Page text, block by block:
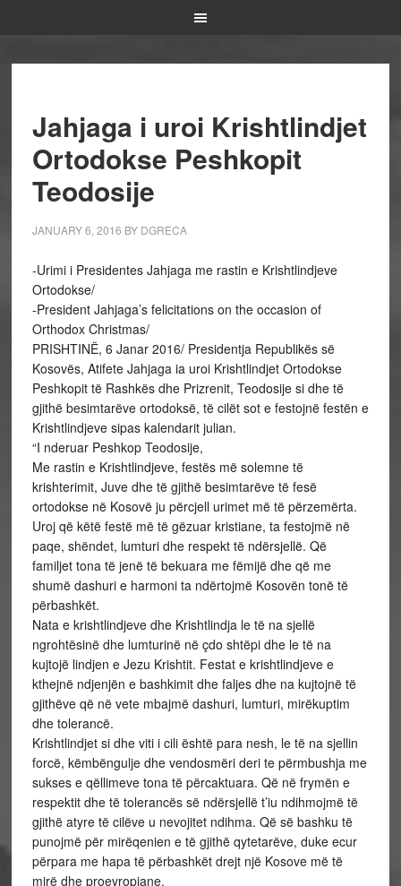
Jahjaga i uroi Krishtlindjet
Ortodokse Peshkopit
Teodosije
JANUARY 6, 2016 BY DGRECA
-Urimi i Presidentes Jahjaga me rastin e Krishtlindjeve
Ortodokse/
-President Jahjaga’s felicitations on the occasion of
Orthodox Christmas/
PRISHTINË, 6 Janar 2016/ Presidentja Republikës së
Kosovës, Atifete Jahjaga ia uroi Krishtlindjet Ortodokse
Peshkopit të Rashkës dhe Prizrenit, Teodosije si dhe të
gjithë besimtarëve ortodoksë, të cilët sot e festojnë festën e
Krishtlindjeve sipas kalendarit julian.
“I nderuar Peshkop Teodosije,
Me rastin e Krishtlindjeve, festës më solemne të
krishterimit, Juve dhe të gjithë besimtarëve të fesë
ortodokse në Kosovë ju përcjell urimet më të përzemërta.
Uroj që këtë festë më të gëzuar kristiane, ta festojmë në
paqe, shëndet, lumturi dhe respekt të ndërsjellë. Që
familjet tona të jenë të bekuara me fëmijë dhe që me
shumë dashuri e harmoni ta ndërtojmë Kosovën tonë të
përbashkët.
Nata e krishtlindjeve dhe Krishtlindja le të na sjellë
ngrohtësinë dhe lumturinë në çdo shtëpi dhe le të na
kujtojë lindjen e Jezu Krishtit. Festat e krishtlindjeve e
kthejnë ndjenjën e bashkimit dhe faljes dhe na kujtojnë të
gjithëve që në vete mbajmë dashuri, lumturi, mirëkuptim
dhe tolerancë.
Krishtlindjet si dhe viti i cili është para nesh, le të na sjellin
forcë, këmbëngulje dhe vendosmëri deri te përmbushja me
sukses e qëllimeve tona të përcaktuara. Që në frymën e
respektit dhe të tolerancës së ndërsjellë t’iu ndihmojmë të
gjithë atyre të cilëve u nevojitet ndihma. Që së bashku të
punojmë për mirëqenien e të gjithë qytetarëve, duke ecur
përpara me hapa të përbashkët drejt një Kosove më të
mirë dhe proevropiane.